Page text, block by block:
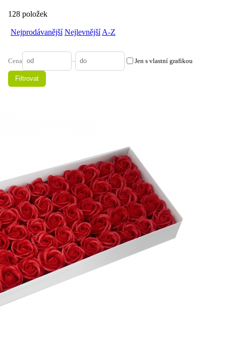
128 položek
Nejprodávanější Nejlevnější A-Z
Cena – Jen s vlastní grafikou
Filtrovat